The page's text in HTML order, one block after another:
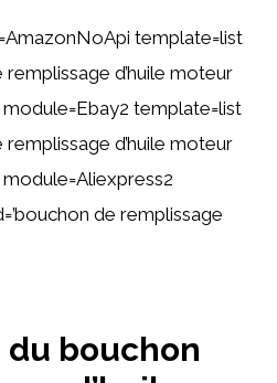
template=list
d’huile moteur
template=list
d’huile moteur
de remplissage
bouchon